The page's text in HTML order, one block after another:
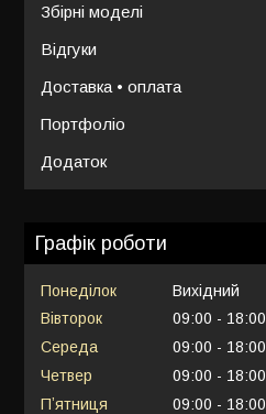
Збірні моделі
Відгуки
Доставка • оплата
Портфоліо
Додаток
Графік роботи
Понеділок
Вихідний
Вівторок
09:00
18:00
Середа
09:00
18:00
Четвер
09:00
18:00
Пʼятниця
09:00
18:00